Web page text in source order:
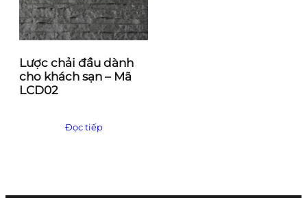
Lược chải đầu dành
cho khách sạn – Mã
LCD02
Đọc tiếp